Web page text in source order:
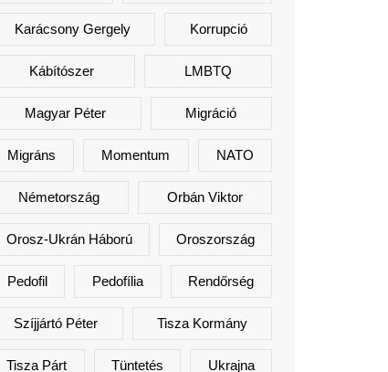
Karácsony Gergely Korrupció
Kábítószer LMBTQ
Magyar Péter Migráció
Migráns Momentum NATO
Németország Orbán Viktor
Orosz-Ukrán Háború Oroszország
Pedofil Pedofília Rendőrség
Szíjjártó Péter Tisza Kormány
Tisza Párt Tüntetés Ukrajna